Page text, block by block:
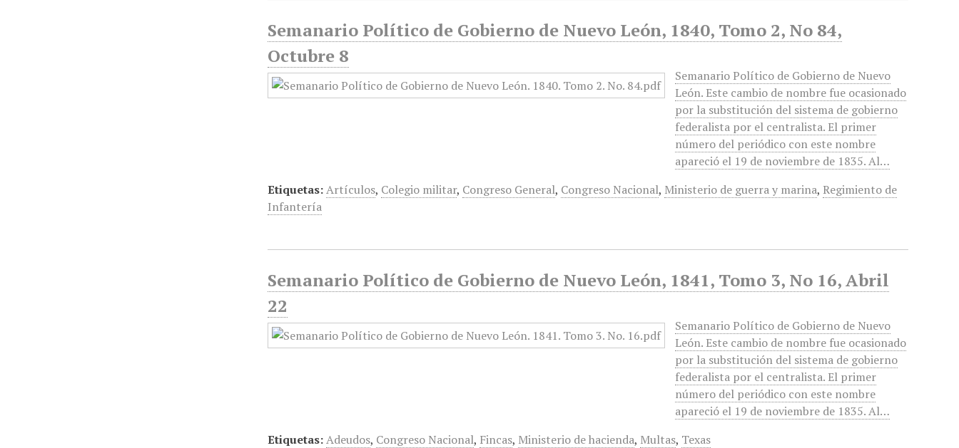
Semanario Político de Gobierno de Nuevo León, 1840, Tomo 2, No 84,
Octubre 8
Semanario Político de Gobierno de Nuevo
León. Este cambio de nombre fue ocasionado
por la substitución del sistema de gobierno
federalista por el centralista. El primer
número del periódico con este nombre
apareció el 19 de noviembre de 1835. Al…
Etiquetas:Artículos, Colegio militar, Congreso General, Congreso Nacional, Ministerio de guerra y marina, Regimiento de
Infantería
Semanario Político de Gobierno de Nuevo León, 1841, Tomo 3, No 16, Abril
22
Semanario Político de Gobierno de Nuevo
León. Este cambio de nombre fue ocasionado
por la substitución del sistema de gobierno
federalista por el centralista. El primer
número del periódico con este nombre
apareció el 19 de noviembre de 1835. Al…
Etiquetas:Adeudos, Congreso Nacional, Fincas, Ministerio de hacienda, Multas, Texas